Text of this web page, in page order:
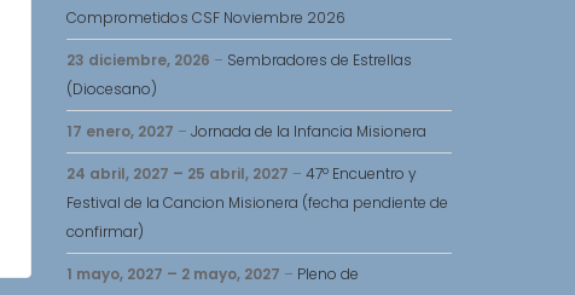
Comprometidos CSF Noviembre 2026
23 diciembre, 2026 – Sembradores de Estrellas
(Diocesano)
17 enero, 2027 – Jornada de la Infancia Misionera
24 abril, 2027 – 25 abril, 2027 – 47º Encuentro y
Festival de la Cancion Misionera (fecha pendiente de
confirmar)
1 mayo, 2027 – 2 mayo, 2027 – Pleno de